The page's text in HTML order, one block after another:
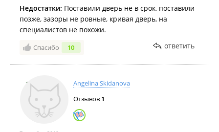
Недостатки: Поставили дверь не в срок, поставили
позже, зазоры не ровные, кривая дверь, на
специалистов не похожи.
Спасибо 10 ответить
Angelina Skidanova
Отзывов 1